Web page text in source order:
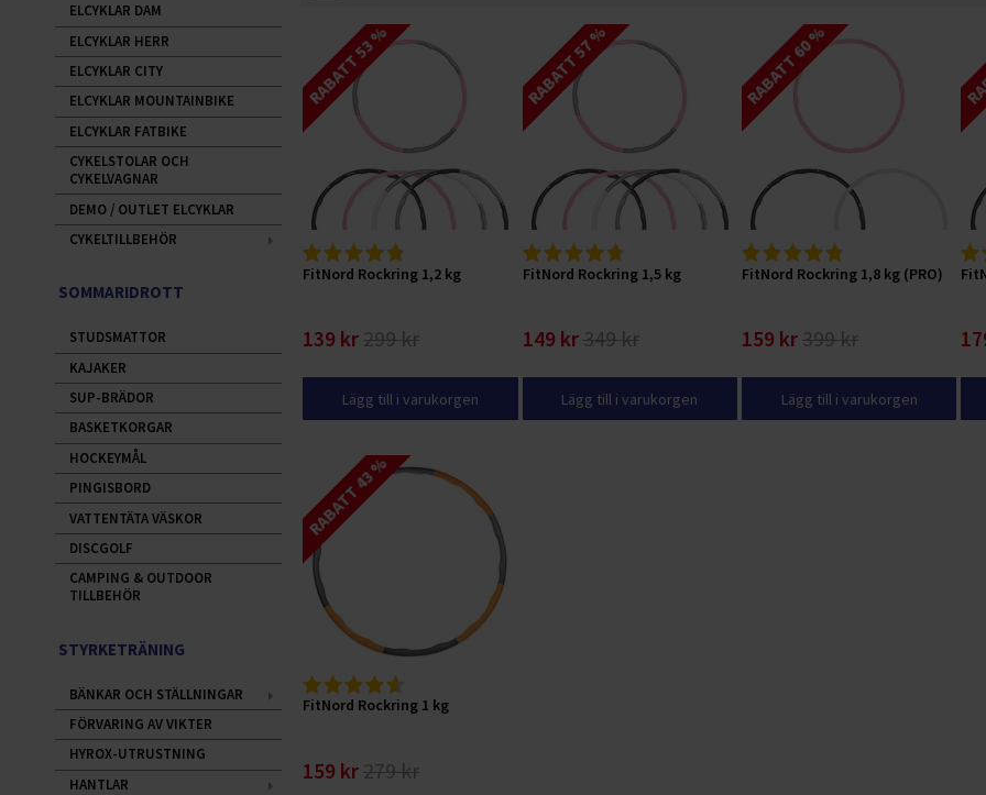
RABATT 53 %
FitNord Rockring 1,2 kg
139 kr 299 kr
Lägg till i varukorgen
RABATT 57 %
FitNord Rockring 1,5 kg
149 kr349 kr
Lägg till i varukorgen
RABATT 60 %
FitNord Rockring 1,8 kg (PRO)
159 kr399 kr
Lägg till i varukorgen
RABATT 43 %
FitNord Rockring 1 kg
159 kr 279 kr
ELCYKLAR DAM
ELCYKLAR HERR
ELCYKLAR CITY
ELCYKLAR MOUNTAINBIKE
ELCYKLAR FATBIKE
CYKELSTOLAR OCH
CYKELVAGNAR
DEMO / OUTLET ELCYKLAR
CYKELTILLBEHÖR
SOMMARIDROTT
STUDSMATTOR
KAJAKER
SUP-BRÄDOR
BASKETKORGAR
HOCKEYMÅL
PINGISBORD
VATTENTÄTA VÄSKOR
DISCGOLF
CAMPING & OUTDOOR
TILLBEHÖR
STYRKETRÄNING
BÄNKAR OCH STÄLLNINGAR
FÖRVARING AV VIKTER
HYROX-UTRUSTNING
HANTLAR